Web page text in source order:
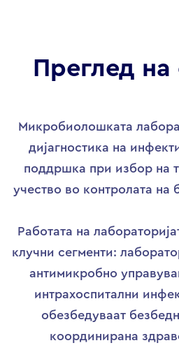
Преглед
Микробиолошката
дијагностика на
поддршка при избор на
учество во контролата
Работата на
клучни сегменти:
антимикробно
интрахоспитални
обезбедуваат
координирана